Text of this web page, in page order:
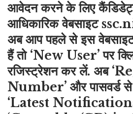
आवेदन करने के लिए
आधिकारिक वेबसाइट
अब आप पहले से इस वेबसाइट
हैं तो ‘New User’ पर
रजिस्ट्रेशन कर लें. अब
Number’ और पासवर्ड
‘Latest